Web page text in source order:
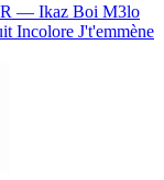
— Ikaz Boi M3lo
Incolore J't'emmène